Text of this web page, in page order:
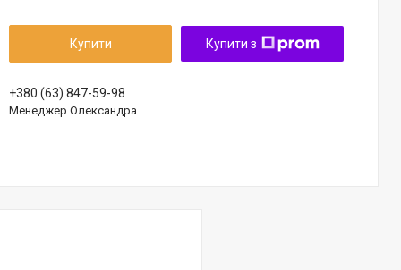
Купити Купити з
+380 (63) 847-59-98
Менеджер Олександра